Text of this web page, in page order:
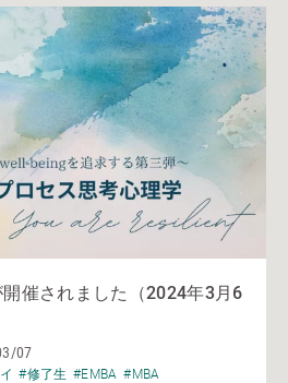
催されました（2024年3月6
07
#修了生 #EMBA #MBA